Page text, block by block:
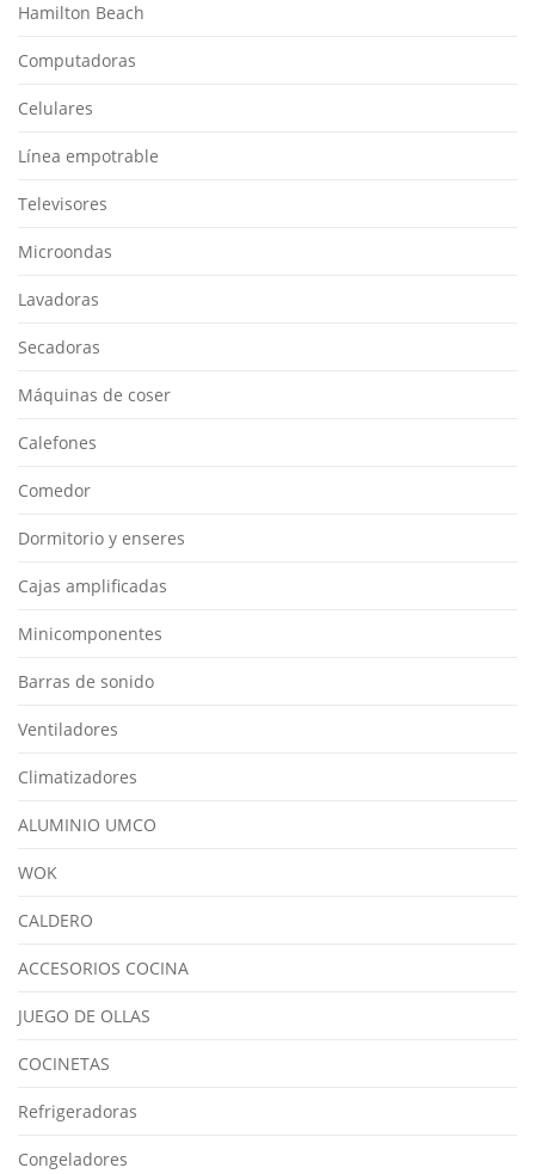
Hamilton Beach
Computadoras
Celulares
Línea empotrable
Televisores
Microondas
Lavadoras
Secadoras
Máquinas de coser
Calefones
Comedor
Dormitorio y enseres
Cajas amplificadas
Minicomponentes
Barras de sonido
Ventiladores
Climatizadores
ALUMINIO UMCO
WOK
CALDERO
ACCESORIOS COCINA
JUEGO DE OLLAS
COCINETAS
Refrigeradoras
Congeladores